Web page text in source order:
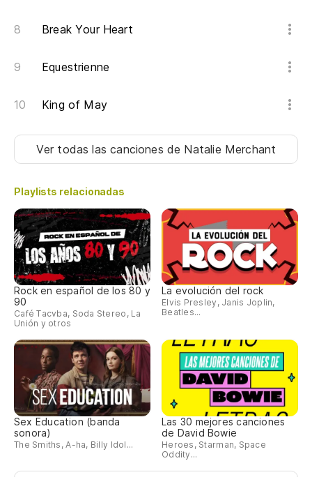
Break Your Heart
Equestrienne
King of May
Ver todas las canciones de Natalie Merchant
Playlists relacionadas
Rock en español de los 80 y
90
Café Tacvba, Soda Stereo, La
Unión y otros
La evolución del rock
Elvis Presley, Janis Joplin,
Beatles...
Sex Education (banda
sonora)
The Smiths, A-ha, Billy Idol...
Las 30 mejores canciones
de David Bowie
Heroes, Starman, Space
Oddity...